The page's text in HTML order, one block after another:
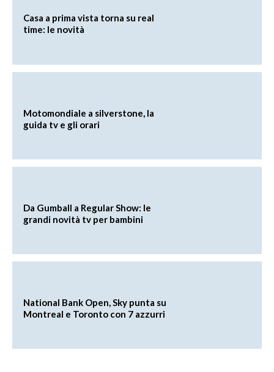
Casa a prima vista torna su real
time: le novità
Motomondiale a silverstone, la
guida tv e gli orari
Da Gumball a Regular Show: le
grandi novità tv per bambini
National Bank Open, Sky punta su
Montreal e Toronto con 7 azzurri